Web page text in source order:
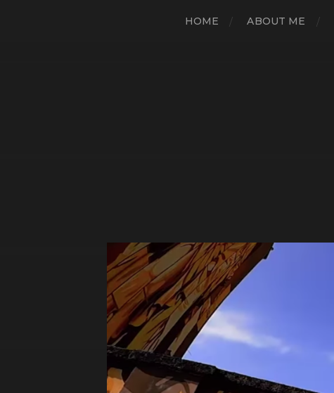
HOME ABOUT ME